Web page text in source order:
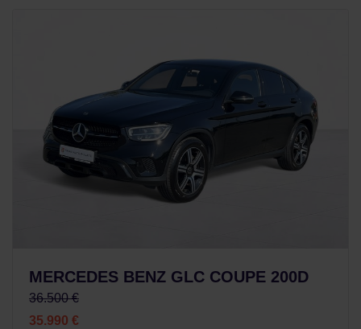
MERCEDES BENZ GLC COUPE 200D
36.500 €
35.990 €